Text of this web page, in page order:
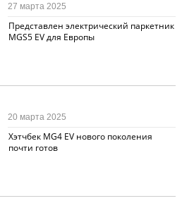
Представлен электрический паркетник
MGS5 EV для Европы
27 марта 2025
Хэтчбек MG4 EV нового поколения
почти готов
20 марта 2025